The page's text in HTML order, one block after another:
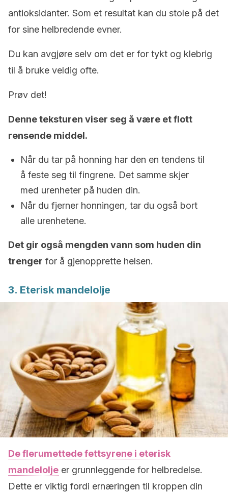
antioksidanter. Som et resultat kan du stole på det
for sine helbredende evner.
Du kan avgjøre selv om det er for tykt og klebrig
til å bruke veldig ofte.
Prøv det!
Denne teksturen viser seg å være et flott
rensende middel.
Når du tar på honning har den en tendens til
å feste seg til fingrene. Det samme skjer
med urenheter på huden din.
Når du fjerner honningen, tar du også bort
alle urenhetene.
Det gir også mengden vann som huden din
trenger for å gjenopprette helsen.
3. Eterisk mandelolje
De flerumettede fettsyrene i eterisk
mandelolje er grunnleggende for helbredelse.
Dette er viktig fordi ernæringen til kroppen din